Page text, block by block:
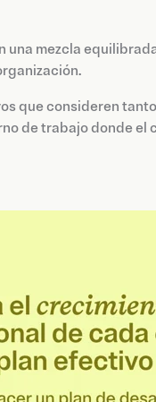
una mezcla
que consideren
de trabajo donde